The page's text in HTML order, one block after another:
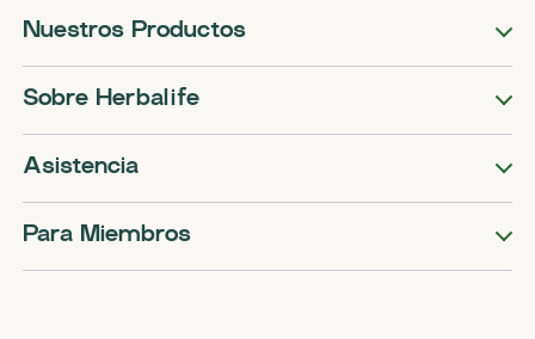
Nuestros Productos
Sobre Herbalife
Asistencia
Para Miembros